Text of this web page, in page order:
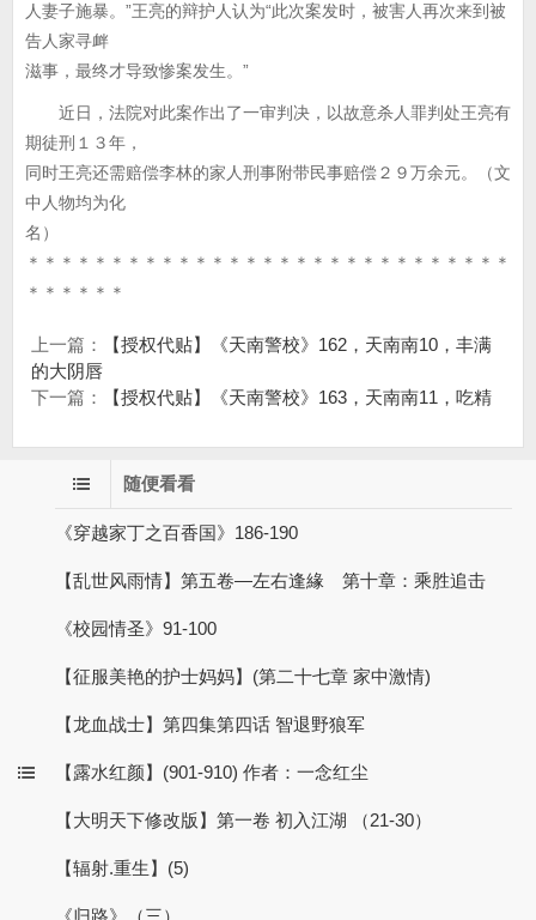
人妻子施暴。”王亮的辩护人认为“此次案发时，被害人再次来到被
告人家寻衅
滋事，最终才导致惨案发生。”
近日，法院对此案作出了一审判决，以故意杀人罪判处王亮有
期徒刑１３年，
同时王亮还需赔偿李林的家人刑事附带民事赔偿２９万余元。（文
中人物均为化
名）
＊＊＊＊＊＊＊＊＊＊＊＊＊＊＊＊＊＊＊＊＊＊＊＊＊＊＊＊＊
＊＊＊＊＊＊
上一篇：
【授权代贴】《天南警校》162，天南南10，丰满
的大阴唇
下一篇：
【授权代贴】《天南警校》163，天南南11，吃精
随便看看
《穿越家丁之百香国》186-190
【乱世风雨情】第五卷—左右逢緣 第十章：乘胜追击
《校园情圣》91-100
【征服美艳的护士妈妈】(第二十七章 家中激情)
【龙血战士】第四集第四话 智退野狼军
【露水红颜】(901-910) 作者：一念红尘
【大明天下修改版】第一卷 初入江湖 （21-30）
【辐射.重生】(5)
《归路》（三）